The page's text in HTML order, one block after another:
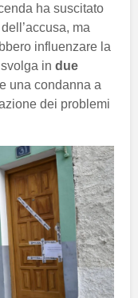
ha suscitato
ma
influenzare la
in due
una condanna a
dei problemi